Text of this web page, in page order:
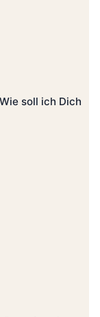
soll ich Dich